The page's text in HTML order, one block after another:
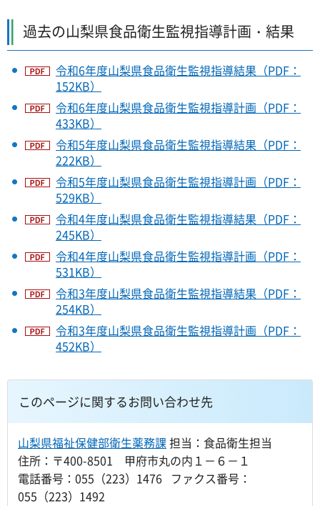
過去の山梨県食品衛生監視指導計画・結果
令和6年度山梨県食品衛生監視指導結果（PDF：
152KB）
令和6年度山梨県食品衛生監視指導計画（PDF：
433KB）
令和5年度山梨県食品衛生監視指導結果（PDF：
222KB）
令和5年度山梨県食品衛生監視指導計画（PDF：
529KB）
令和4年度山梨県食品衛生監視指導結果（PDF：
245KB）
令和4年度山梨県食品衛生監視指導計画（PDF：
531KB）
令和3年度山梨県食品衛生監視指導結果（PDF：
254KB）
令和3年度山梨県食品衛生監視指導計画（PDF：
452KB）
このページに関するお問い合わせ先
山梨県福祉保健部衛生薬務課担当：食品衛生担当
住所：〒400-8501 甲府市丸の内１－６－１
電話番号：055（223）1476 ファクス番号：
055（223）1492